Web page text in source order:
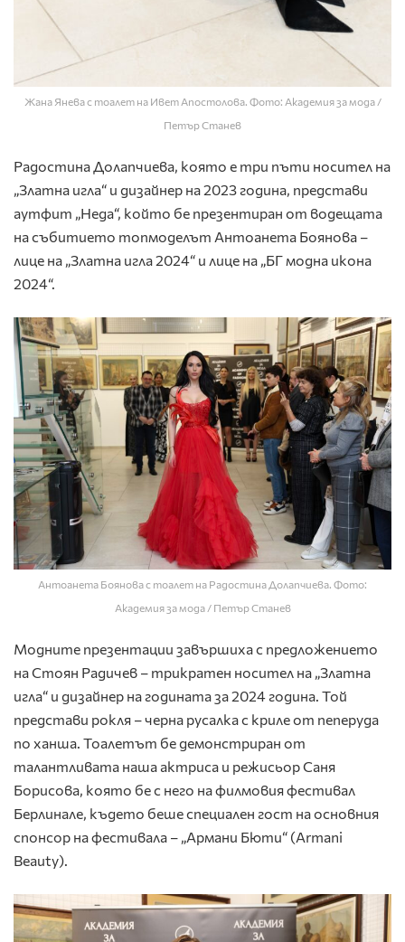
Жана Янева с тоалет на Ивет Апостолова. Фото: Академия за мода /
Петър Станев
Радостина Долапчиева, която е три пъти носител на
„Златна игла“ и дизайнер на 2023 година, представи
аутфит „Неда“, който бе презентиран от водещата
на събитието топмоделът Антоанета Боянова –
лице на „Златна игла 2024“ и лице на „БГ модна икона
2024“.
Антоанета Боянова с тоалет на Радостина Долапчиева. Фото:
Академия за мода / Петър Станев
Модните презентации завършиха с предложението
на Стоян Радичев – трикратен носител на „Златна
игла“ и дизайнер на годината за 2024 година. Той
представи рокля – черна русалка с криле от пеперуда
по ханша. Тоалетът бе демонстриран от
талантливата наша актриса и режисьор Саня
Борисова, която бе с него на филмовия фестивал
Берлинале, където беше специален гост на основния
спонсор на фестивала – „Армани Бюти“ (Armani
Beauty).